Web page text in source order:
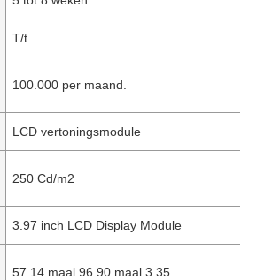
T/t
100.000 per maand.
LCD vertoningsmodule
250 Cd/m2
3.97 inch LCD Display Module
57.14 maal 96.90 maal 3.35